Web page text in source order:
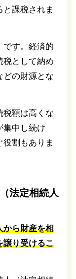
課税されま
です。経済的
税として納め
どの財源とな
税額は高くな
集中し続け
割もありま
法定相続人
から財産を相
譲り受けるこ